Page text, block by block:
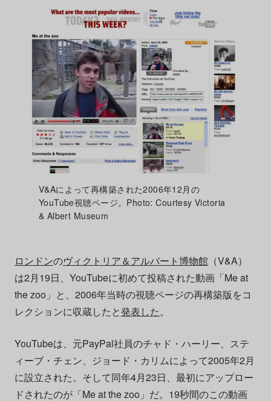
V&Aによって再構築された2006年12月の
YouTube視聴ページ。Photo: Courtesy Victoria
& Albert Museum
ロンドンのヴィクトリア＆アルバート博物館（V&A）
は2月19日、YouTubeに初めて投稿された動画「Me at
the zoo」と、2006年当時の視聴ページの再構築版をコ
レクションに収蔵したと発表した。
YouTubeは、元PayPal社員のチャド・ハーリー、ステ
ィーブ・チェン、ジョード・カリムによって2005年2月
に設立された。そして同年4月23日、最初にアップロー
ドされたのが「Me at the zoo」だ。19秒間のこの動画